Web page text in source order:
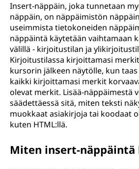
Insert-näppäin, joka tunnetaan
näppäin, on näppäimistön
useimmista tietokoneiden
näppäintä käytetään vaihtamaan
välillä - kirjoitustilan ja
Kirjoitustilassa kirjoittamasi
kursorin jälkeen näytölle, kun
kaikki kirjoittamasi merkit
olevat merkit. Lisää-näppäimestä
säädettäessä sitä, miten teksti
muokkaat asiakirjoja tai koodaat
kuten HTML:llä.
Miten insert-näppäintä